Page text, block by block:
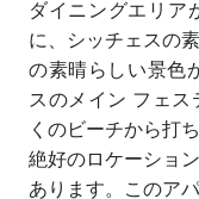
ダイニングエリア
に、シッチェスの
の素晴らしい景色
スのメイン フェ
くのビーチから打
絶好のロケーショ
あります。このア